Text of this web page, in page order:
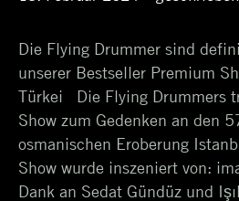
2024
Die Flying Drummer sind
unserer Bestseller Premium
Türkei Die Flying Drummers
Show zum Gedenken an den
osmanischen Eroberung
Show wurde inszeniert von:
Dank an Sedat Gündüz und